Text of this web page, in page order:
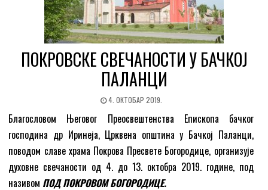
ПОКРОВСКЕ СВЕЧАНОСТИ У БАЧКОЈ
ПАЛАНЦИ
4. ОКТОБАР 2019.
Благословом Његовог Преосвештенства Епископа бачког
господина др Иринеја, Црквена општина у Бачкој Паланци,
поводом славе храма Покрова Пресвете Богородице, организује
духовне свечаности од 4. до 13. октобра 2019. године, под
називом ПОД ПОКРОВОМ БОГОРОДИЦЕ.